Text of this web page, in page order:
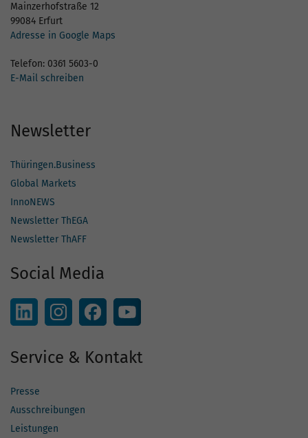
Mainzerhofstraße 12
99084 Erfurt
Adresse in Google Maps
Telefon: 0361 5603-0
E-Mail schreiben
Newsletter
Thüringen.Business
Global Markets
InnoNEWS
Newsletter ThEGA
Newsletter ThAFF
Social Media
Service & Kontakt
Presse
Ausschreibungen
Leistungen